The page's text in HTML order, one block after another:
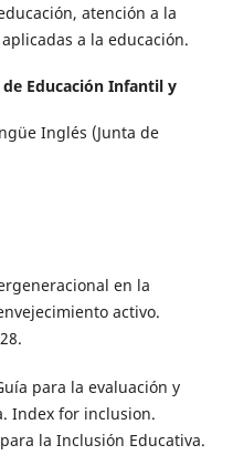
atención a la
a la educación.
Educación Infantil y
Inglés (Junta de
en la
activo.
para la evaluación y
Index for inclusion.
la Inclusión Educativa.